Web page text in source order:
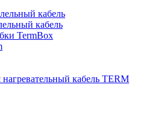
кабель
кабель
TermBox
кабель TERM